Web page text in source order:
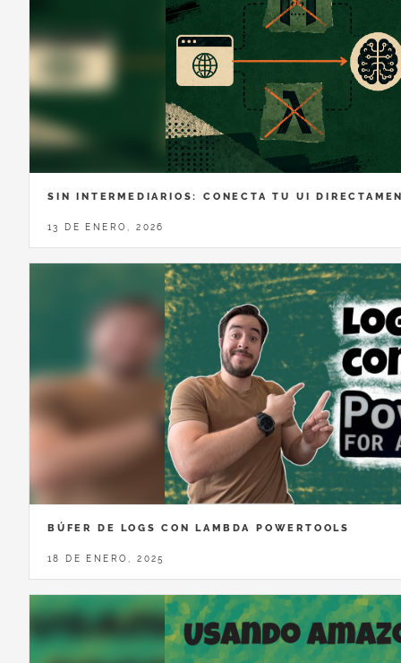
SIN INTERMEDIARIOS: CONECTA TU UI
13 DE ENERO, 2026
BÚFER DE LOGS CON LAMBDA POWERTOOLS
18 DE ENERO, 2025